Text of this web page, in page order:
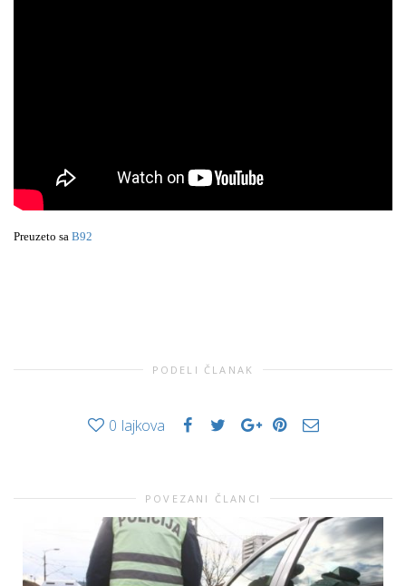
Preuzeto sa B92
PODELI ČLANAK
0 lajkova
POVEZANI ČLANCI